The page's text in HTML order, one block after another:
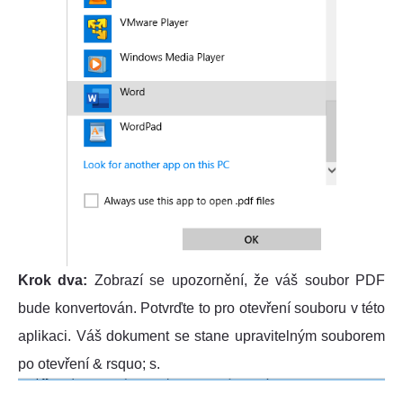
Krok dva: Zobrazí se upozornění, že váš soubor PDF
bude konvertován. Potvrďte to pro otevření souboru v této
aplikaci. Váš dokument se stane upravitelným souborem
po otevření & rsquo; s.